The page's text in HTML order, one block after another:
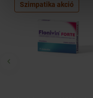
Szimpatika akció